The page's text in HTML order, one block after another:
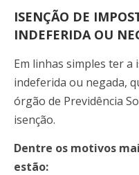
ISENÇÃO DE
INDEFERIDA OU
Em linhas simples ter a
indeferida ou negada,
órgão de Previdência
isenção.
Dentre os motivos
estão: